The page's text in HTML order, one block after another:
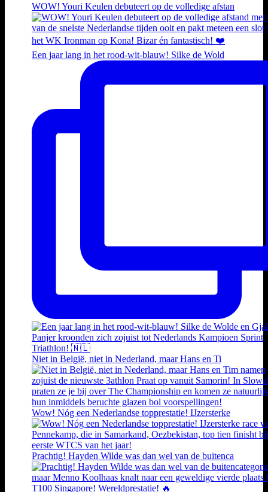
WOW! Youri Keulen debuteert op de volledige afstan
Een jaar lang in het rood-wit-blauw! Silke de Wold
Niet in België, niet in Nederland, maar Hans en Ti
Wow! Nóg een Nederlandse topprestatie! IJzersterke
Prachtig! Hayden Wilde was dan wel van de buitenca